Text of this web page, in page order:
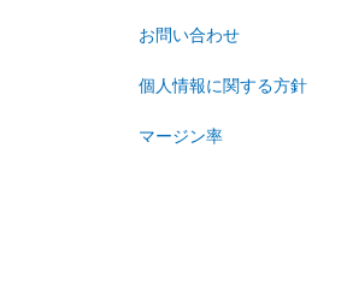
お問い合わせ
個人情報に関する方針
マージン率